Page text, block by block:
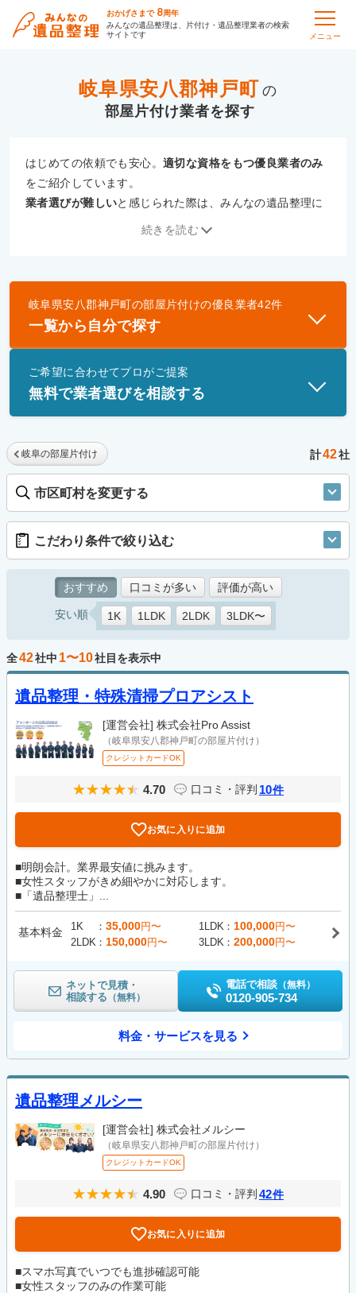
おかげさまで 8周年
みんなの遺品整理は、片付け・遺品整理業者の検索
サイトです
メニュー
岐阜県安八郡神戸町 の
部屋片付け
はじめての依頼でも安心。適切な資格をもつ優良業者のみ
をご紹介しています。
業者選びが難しいと感じられた際は、みんなの遺品整理に
優良業者とは
一般財団法人遺品整理認定協会、および一般社団法
士」資格を持つ事業者のみ掲載しています。
続きを読む
岐阜県安八郡神戸町の部屋片付けの優良業者42件
一覧から自分で探す
ご希望に合わせてプロがご提案
無料で業者選びを相談する
岐阜の部屋片付け 計42社
市区町村を変更する
こだわり条件で絞り込む
おすすめ 口コミが多い 評価が高い
安い順 1K 1LDK 2LDK 3LDK〜
全42社中 1〜10社目を表示中
遺品整理・特殊清掃プロアシスト
[運営会社] 株式会社Pro Assist
（岐阜県安八郡神戸町の部屋片付け）
クレジットカードOK
4.70 口コミ・評判 10件
お気に入りに追加
■明朗会計。業界最安値に挑みます。
■女性スタッフがきめ細やかに対応します。
■「遺品整理士」...
基本料金 1K 35,000円〜 1LDK 100,000円〜
2LDK
150,000円〜 3LDK 200,000円〜
ネットで見積・
相談する （無料）
電話で相談 （無料）
0120-905-734
料金・サービスを見る
遺品整理メルシー
[運営会社] 株式会社メルシー
（岐阜県安八郡神戸町の部屋片付け）
クレジットカードOK
4.90 口コミ・評判 42件
お気に入りに追加
■スマホ写真でいつでも進捗確認可能
■女性スタッフのみの作業可能